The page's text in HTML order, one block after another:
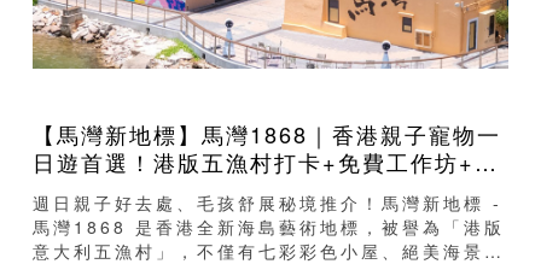
【馬灣新地標】馬灣1868｜香港親子寵物一
日遊首選！港版五漁村打卡+免費工作坊+寵
物友善景點
週日親子好去處、毛孩舒展秘境推介！馬灣新地標 -
馬灣1868 是香港全新海島藝術地標，被譽為「港版
意大利五漁村」，不僅有七彩彩色小屋、絕美海景藝